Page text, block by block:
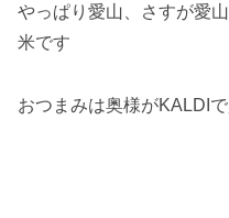
やっぱり愛山、さすが愛
米です
おつまみは奥様がKALDI